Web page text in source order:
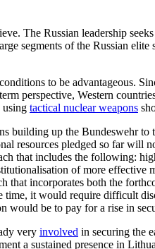
The Russian leadership
segments of the Russian
to be advantageous.
perspective, Western
tactical nuclear weapons
building up the Bundeswehr
resources pledged so far will
that includes the following:
of more effective
that incorporates both the
it would require difficult
would be to pay for a rise in
very involved in securing the
a sustained presence in